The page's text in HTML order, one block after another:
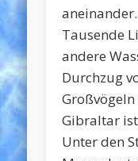
aneinander.
Tausende
andere
Durchzug
Gibraltar
Unter den